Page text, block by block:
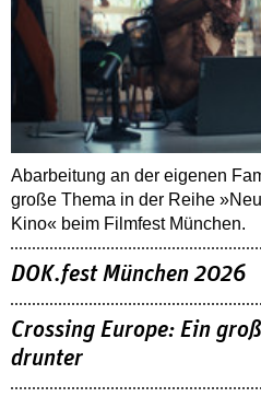
Abarbeitung an der eigenen
große Thema in der Reihe
Kino« beim Filmfest München.
DOK.fest München 2026
Crossing Europe: Ein
drunter